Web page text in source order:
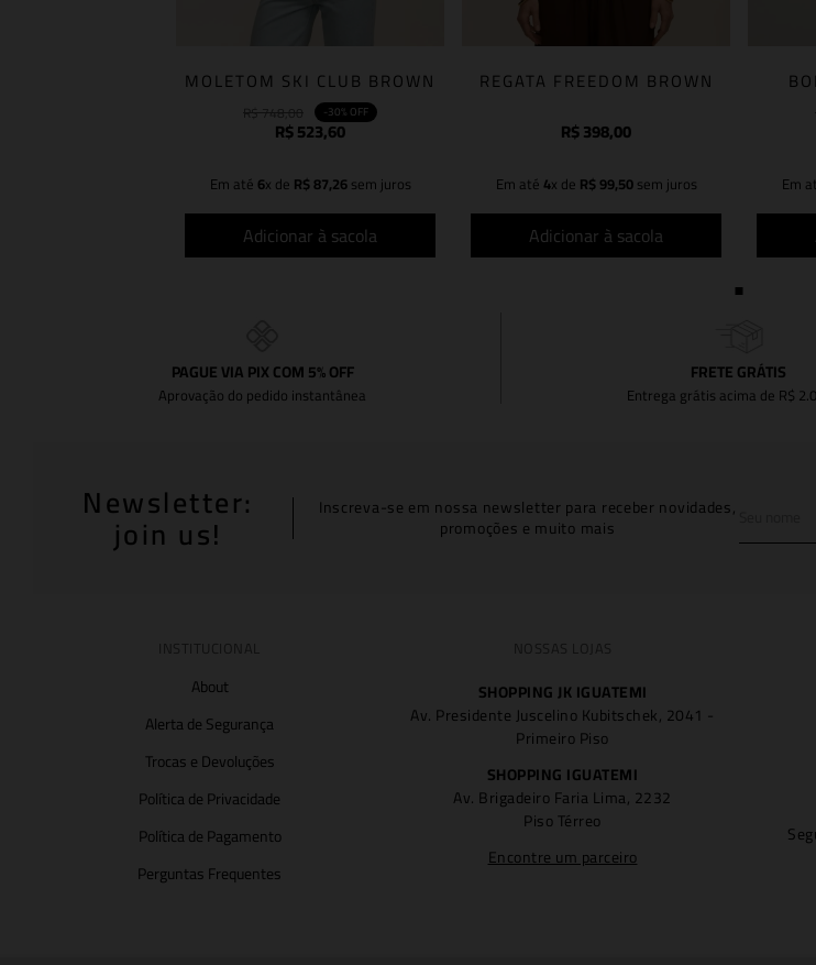
MOLETOM SKI CLUB BROWN
-30% OFF
R$523,60
Em até 6x de R$87,26sem juros
Adicionar à sacola
REGATA FREEDOM BROWN
R$398,00
Em até 4x de R$99,50sem juros
Adicionar à sacola
Em
PAGUE VIA PIX COM 5% OFF
Aprovação do pedido instantânea
FRETE GRÁTIS
Entrega grátis acima de R$
Newsletter:
join us! Inscreva-se em nossa newsletter para receber novidades,
promoções e muito mais
About
Alerta de Segurança
Trocas e Devoluções
Política de Privacidade
Política de Pagamento
Perguntas Frequentes
SHOPPING JK IGUATEMI
Av. Presidente Juscelino Kubitschek, 2041 -
Primeiro Piso
SHOPPING IGUATEMI
Av. Brigadeiro Faria Lima, 2232
Piso Térreo
Encontre um parceiro